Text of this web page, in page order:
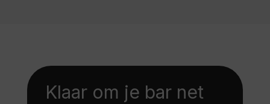
Klaar om je bar net